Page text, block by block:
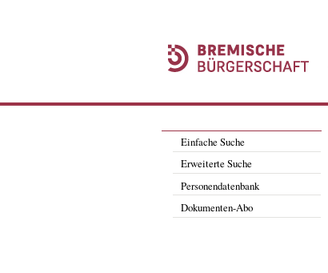
Einfache Suche
Erweiterte Suche
Personendatenbank
Dokumenten-Abo